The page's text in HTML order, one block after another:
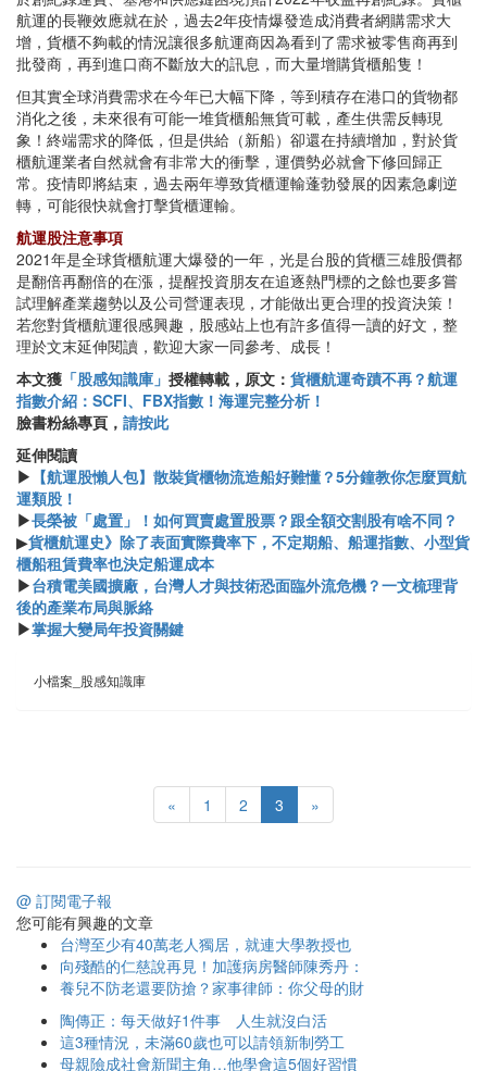
航運的長鞭效應就在於，過去2年疫情爆發造成消費者網購需求大
增，貨櫃不夠載的情況讓很多航運商因為看到了需求被零售商再到
批發商，再到進口商不斷放大的訊息，而大量增購貨櫃船隻！
但其實全球消費需求在今年已大幅下降，等到積存在港口的貨物都
消化之後，未來很有可能一堆貨櫃船無貨可載，產生供需反轉現
象！終端需求的降低，但是供給（新船）卻還在持續增加，對於貨
櫃航運業者自然就會有非常大的衝擊，運價勢必就會下修回歸正
常。疫情即將結束，過去兩年導致貨櫃運輸蓬勃發展的因素急劇逆
轉，可能很快就會打擊貨櫃運輸。
航運股注意事項
2021年是全球貨櫃航運大爆發的一年，光是台股的貨櫃三雄股價都
是翻倍再翻倍的在漲，提醒投資朋友在追逐熱門標的之餘也要多嘗
試理解產業趨勢以及公司營運表現，才能做出更合理的投資決策！
若您對貨櫃航運很感興趣，股感站上也有許多值得一讀的好文，整
理於文末延伸閱讀，歡迎大家一同參考、成長！
本文獲 「股感知識庫」 授權轉載，原文： 貨櫃航運奇蹟不再？航運
指數介紹：SCFI、FBX指數！海運完整分析！
臉書粉絲專頁， 請按此
​​延伸閱讀
▶ 【航運股懶人包】散裝貨櫃物流造船好難懂？5分鐘教你怎麼買航
運類股！
▶長榮被「處置」！如何買賣處置股票？跟全額交割股有啥不同？
▶貨櫃航運史》除了表面實際費率下，不定期船、船運指數、小型貨
櫃船租賃費率也決定船運成本
▶台積電美國擴廠，台灣人才與技術恐面臨外流危機？一文梳理背
後的產業布局與脈絡
▶掌握大變局年投資關鍵
小檔案_股感知識庫
« 1 2 3 »
@ 訂閱電子報
您可能有興趣的文章
台灣至少有40萬老人獨居，就連大學教授也
向殘酷的仁慈說再見！加護病房醫師陳秀丹：
養兒不防老還要防搶？家事律師：你父母的財
陶傳正：每天做好1件事 人生就沒白活
這3種情況，未滿60歲也可以請領新制勞工
母親險成社會新聞主角…他學會這5個好習慣